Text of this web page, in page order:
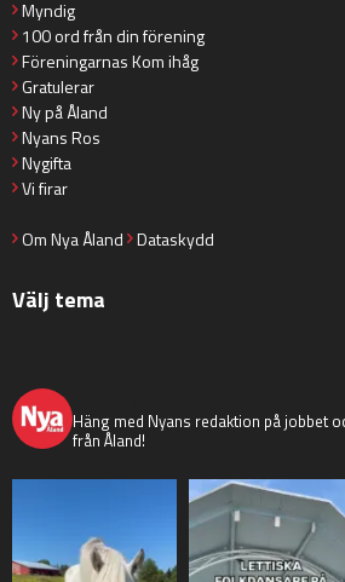
Myndig
100 ord från din förening
Föreningarnas Kom ihåg
Gratulerar
Ny på Åland
Nyans Ros
Nygifta
Vi firar
Om Nya Åland Dataskydd
Välj tema
Häng med Nyans redaktion på jobbet
från Åland!